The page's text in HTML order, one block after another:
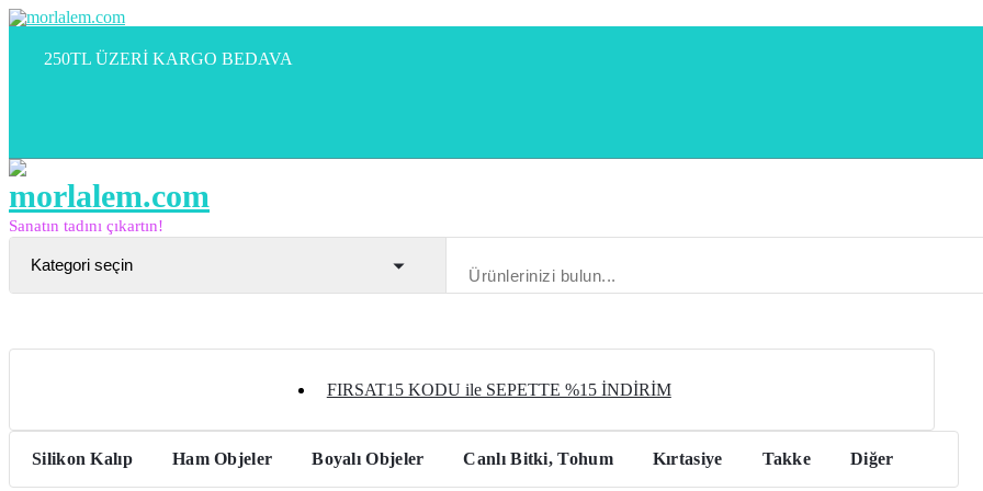
İçeriğe
250TL ÜZERİ KARGO BEDAVA
Sanatın tadını çıkartın!
FIRSAT15 KODU ile SEPETTE %15 İNDİRİM
Silikon Kalıp Ham Objeler Boyalı Objeler Canlı Bitki, Tohum Kırtasiye Takke Diğer